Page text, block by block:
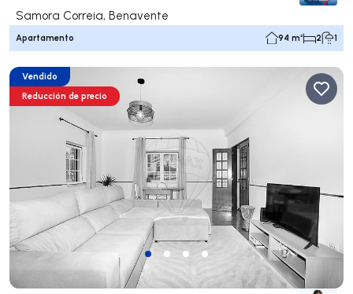
Samora Correia, Benavente
Apartamento 94 m² 2 1
Vendido
Reducción de precio